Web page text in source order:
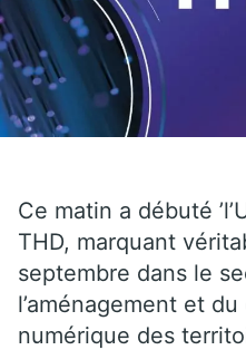
Ce matin a débuté
THD, marquant
septembre dans le
l’aménagement et
numérique des